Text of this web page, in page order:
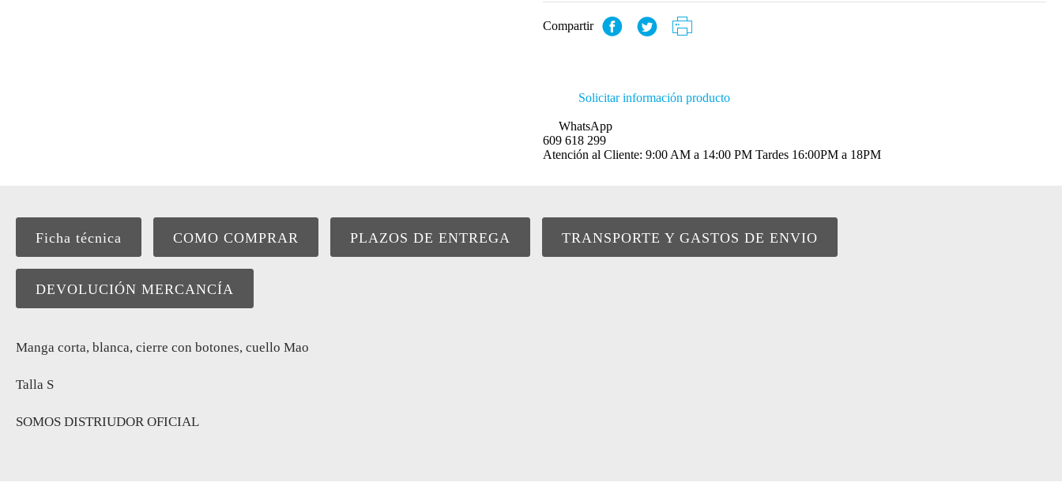
Compartir
Solicitar información producto
WhatsApp
609 618 299
Atención al Cliente: 9:00 AM a 14:00 PM Tardes 16:00PM a 18PM
Ficha técnica COMO COMPRAR PLAZOS DE ENTREGA TRANSPORTE Y GASTOS DE ENVIO
DEVOLUCIÓN MERCANCÍA
Manga corta, blanca, cierre con botones, cuello Mao
Talla S
SOMOS DISTRIUDOR OFICIAL